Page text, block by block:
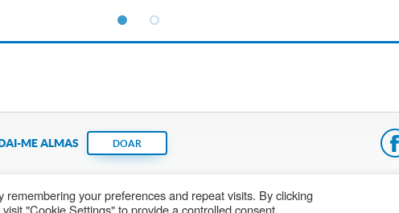
ME ALMAS DOAR
Fundação João Paulo II Pedido de Oração Mapa do site
your preferences and repeat visits. By clicking
"Cookie Settings" to provide a controlled consent.